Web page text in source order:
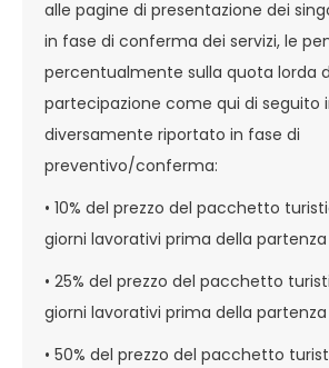
alle pagine di presentazione dei
in fase di conferma dei servizi, le
percentualmente sulla quota lorda
partecipazione come qui di seguito
diversamente riportato in fase di
preventivo/conferma:
• 10% del prezzo del pacchetto
giorni lavorativi prima della partenza
• 25% del prezzo del pacchetto
giorni lavorativi prima della partenza
• 50% del prezzo del pacchetto